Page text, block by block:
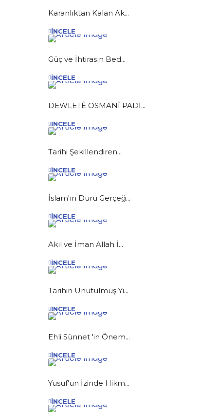
Karanlıktan Kalan Ak...
İNCELE
Güç ve İhtirasın Bed...
İNCELE
DEWLETÊ OSMANÎ PADİ...
İNCELE
Tarihi Şekillendiren...
İNCELE
İslam'ın Duru Gerçeğ...
İNCELE
Akıl ve İman Allah İ...
İNCELE
Tarihin Unutulmuş Yı...
İNCELE
Ehli Sünnet 'in Önem...
İNCELE
Yusuf'un İzinde Hikm...
İNCELE